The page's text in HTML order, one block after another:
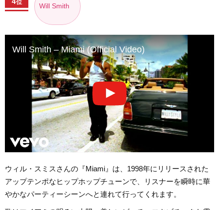
Will Smith
位
Will Smith – Miami (Official Video)
ウィル・スミスさんの『Miami』は、1998年にリリースされた
アップテンポなヒップホップチューンで、リスナーを瞬時に華
やかなパーティーシーンへと連れて行ってくれます。